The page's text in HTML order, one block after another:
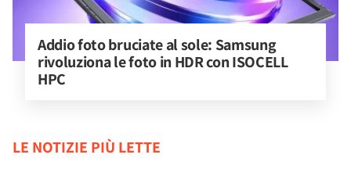
Addio foto bruciate al sole: Samsung
rivoluziona le foto in HDR con ISOCELL
HPC
LE NOTIZIE PIÙ LETTE